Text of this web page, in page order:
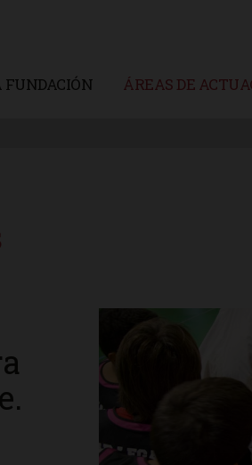
FUNDACIÓN ÁREAS DE